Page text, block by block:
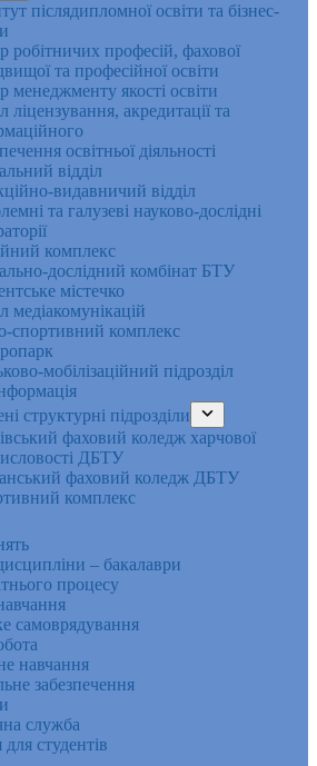
післядипломної освіти та бізнес-
робітничих професій, фахової
та професійної освіти
менеджменту якості освіти
ліцензування, акредитації та
освітньої діяльності
відділ
видавничий відділ
та галузеві науково-дослідні
комплекс
дослідний комбінат БТУ
містечко
медіакомунікацій
спортивний комплекс
мобілізаційний підрозділ
структурні підрозділи
фаховий коледж харчової
ДБТУ
фаховий коледж ДБТУ
комплекс
– бакалаври
процесу
самоврядування
навчання
забезпечення
служба
студентів